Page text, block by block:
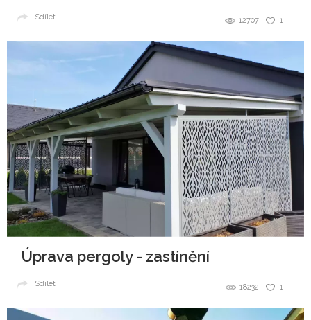
1
12707
Sdílet
Úprava pergoly - zastínění
1
18232
Sdílet